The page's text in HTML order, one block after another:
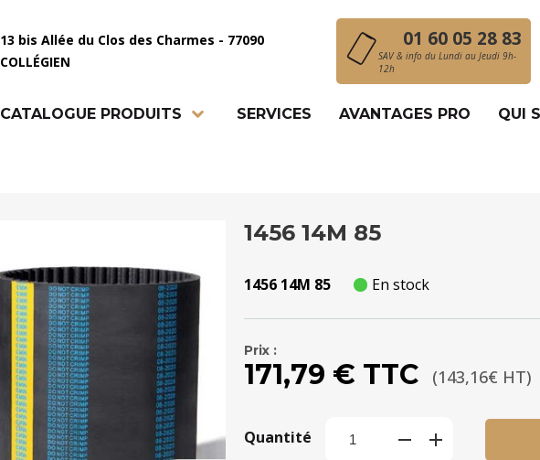
13 bis Allée du Clos des Charmes - 77090
COLLÉGIEN
01 60 05 28 83
SAV & info du Lundi au Jeudi 9h-
12h
CATALOGUE PRODUITS SERVICES AVANTAGES PRO QUI
1456 14M 85
1456 14M 85 En stock
Prix :
171,79 € TTC (143,16€ HT)
Quantité